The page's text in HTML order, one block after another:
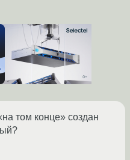
том конце» создан